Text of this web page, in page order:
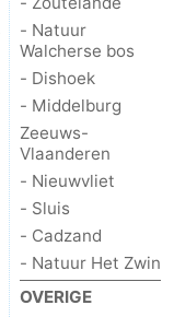
- Natuur
Walcherse bos
- Dishoek
- Middelburg
Zeeuws-
Vlaanderen
- Nieuwvliet
- Sluis
- Cadzand
- Natuur Het Zwin
OVERIGE